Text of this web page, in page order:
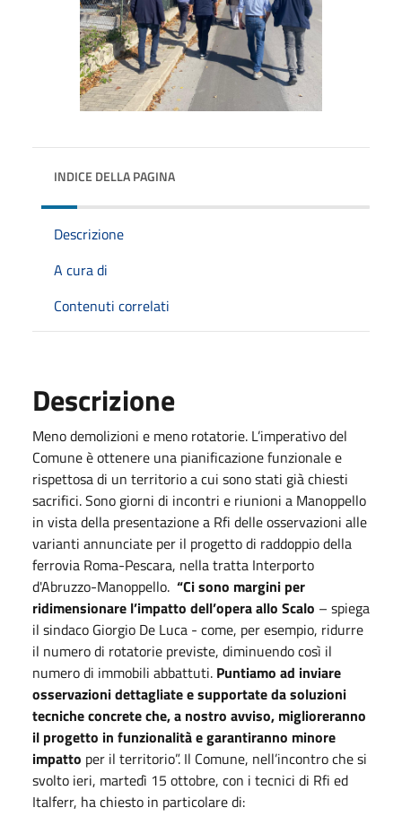
INDICE DELLA PAGINA
Descrizione
A cura di
Contenuti correlati
Descrizione
Meno demolizioni e meno rotatorie. L’imperativo del
Comune è ottenere una pianificazione funzionale e
rispettosa di un territorio a cui sono stati già chiesti
sacrifici. Sono giorni di incontri e riunioni a Manoppello
in vista della presentazione a Rfi delle osservazioni alle
varianti annunciate per il progetto di raddoppio della
ferrovia Roma-Pescara, nella tratta Interporto
d'Abruzzo-Manoppello. “Ci sono margini per
ridimensionare l’impatto dell’opera allo Scalo – spiega
il sindaco Giorgio De Luca - come, per esempio, ridurre
il numero di rotatorie previste, diminuendo così il
numero di immobili abbattuti. Puntiamo ad inviare
osservazioni dettagliate e supportate da soluzioni
tecniche concrete che, a nostro avviso, miglioreranno
il progetto in funzionalità e garantiranno minore
impatto per il territorio”. Il Comune, nell’incontro che si
svolto ieri, martedì 15 ottobre, con i tecnici di Rfi ed
Italferr, ha chiesto in particolare di: